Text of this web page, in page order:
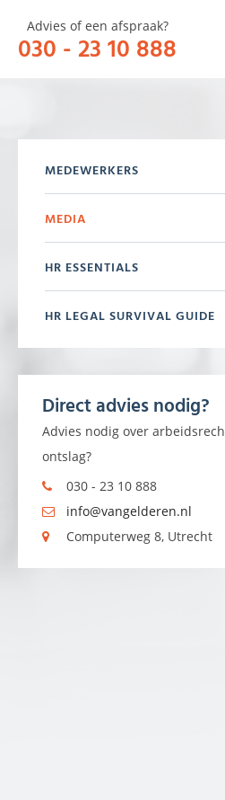
Advies of een afspraak?
030 - 23 10 888
MEDEWERKERS
MEDIA
HR ESSENTIALS
HR LEGAL SURVIVAL GUIDE
Direct advies nodig?
Advies nodig over
ontslag?
030 - 23 10 888
info@vangelderen.nl
Computerweg 8, Utrecht